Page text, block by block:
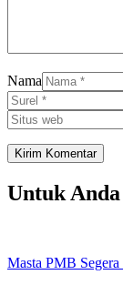
Nama
Untuk Anda
Masta PMB